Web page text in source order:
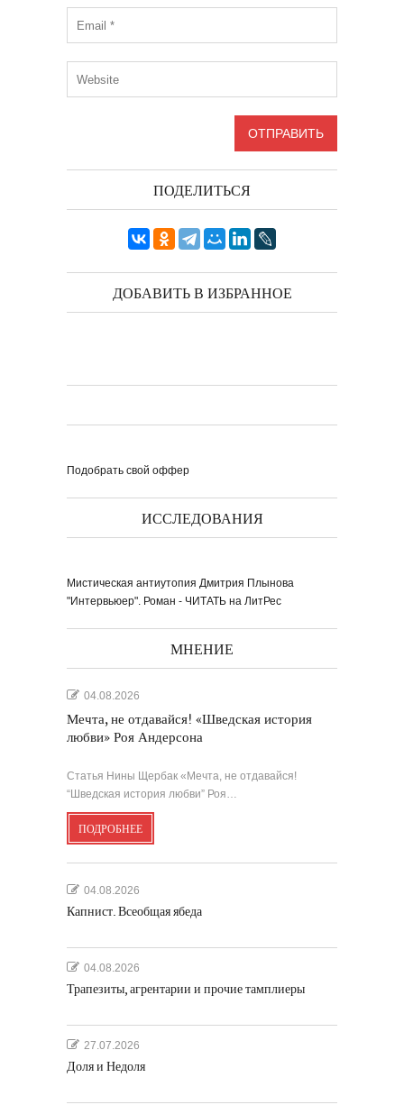
ПОДЕЛИТЬСЯ
ДОБАВИТЬ В ИЗБРАННОЕ
Подобрать свой оффер
ИССЛЕДОВАНИЯ
Мистическая антиутопия Дмитрия Плынова
"Интервьюер". Роман - ЧИТАТЬ на ЛитРес
МНЕНИЕ
04.08.2026
Мечта, не отдавайся! «Шведская история
любви» Роя Андерсона
Статья Нины Щербак «Мечта, не отдавайся!
“Шведская история любви” Роя…
ПОДРОБНЕЕ
04.08.2026
Капнист. Всеобщая ябеда
04.08.2026
Трапезиты, агрентарии и прочие тамплиеры
27.07.2026
Доля и Недоля